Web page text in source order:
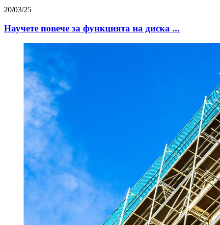
20/03/25
Научете повече за функцията на диска ...